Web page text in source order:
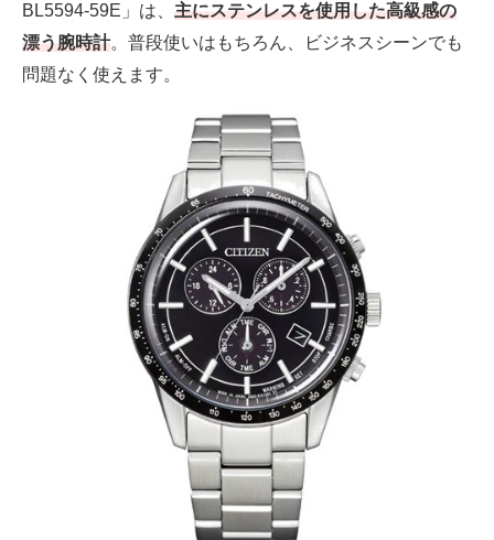
BL5594-59E」は、 主にステンレスを使用した高級感の
漂う腕時計。普段使いはもちろん、ビジネスシーンでも
問題なく使えます。